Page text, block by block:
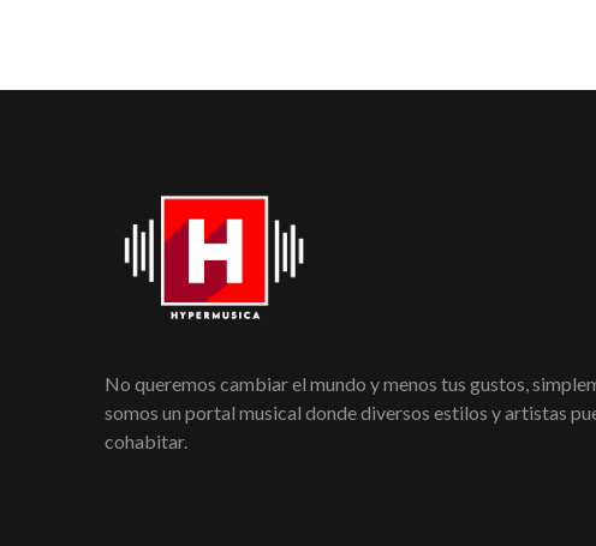
No queremos cambiar el mundo y menos tus gustos,
somos un portal musical donde diversos estilos y artistas
cohabitar.